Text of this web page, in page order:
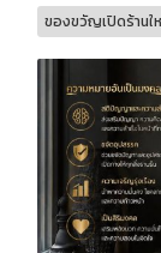
ของขวัญเปิดร้านใ